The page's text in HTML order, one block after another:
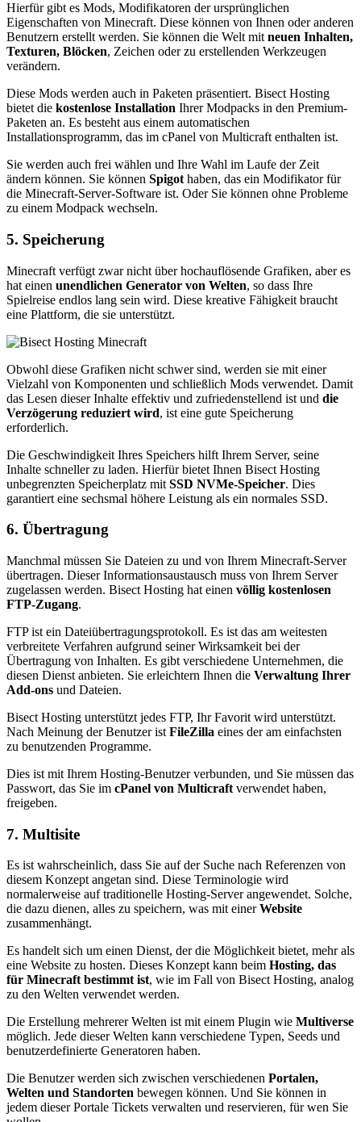
Hierfür gibt es Mods, Modifikatoren der ursprünglichen
Eigenschaften von Minecraft. Diese können von Ihnen oder anderen
Benutzern erstellt werden. Sie können die Welt mit neuen Inhalten,
Texturen, Blöcken, Zeichen oder zu erstellenden Werkzeugen
verändern.
Diese Mods werden auch in Paketen präsentiert. Bisect Hosting
bietet die kostenlose Installation Ihrer Modpacks in den Premium-
Paketen an. Es besteht aus einem automatischen
Installationsprogramm, das im cPanel von Multicraft enthalten ist.
Sie werden auch frei wählen und Ihre Wahl im Laufe der Zeit
ändern können. Sie können Spigot haben, das ein Modifikator für
die Minecraft-Server-Software ist. Oder Sie können ohne Probleme
zu einem Modpack wechseln.
5. Speicherung
Minecraft verfügt zwar nicht über hochauflösende Grafiken, aber es
hat einen unendlichen Generator von Welten, so dass Ihre
Spielreise endlos lang sein wird. Diese kreative Fähigkeit braucht
eine Plattform, die sie unterstützt.
Obwohl diese Grafiken nicht schwer sind, werden sie mit einer
Vielzahl von Komponenten und schließlich Mods verwendet. Damit
das Lesen dieser Inhalte effektiv und zufriedenstellend ist und die
Verzögerung reduziert wird, ist eine gute Speicherung
erforderlich.
Die Geschwindigkeit Ihres Speichers hilft Ihrem Server, seine
Inhalte schneller zu laden. Hierfür bietet Ihnen Bisect Hosting
unbegrenzten Speicherplatz mit SSD NVMe-Speicher. Dies
garantiert eine sechsmal höhere Leistung als ein normales SSD.
6. Übertragung
Manchmal müssen Sie Dateien zu und von Ihrem Minecraft-Server
übertragen. Dieser Informationsaustausch muss von Ihrem Server
zugelassen werden. Bisect Hosting hat einen völlig kostenlosen
FTP-Zugang.
FTP ist ein Dateiübertragungsprotokoll. Es ist das am weitesten
verbreitete Verfahren aufgrund seiner Wirksamkeit bei der
Übertragung von Inhalten. Es gibt verschiedene Unternehmen, die
diesen Dienst anbieten. Sie erleichtern Ihnen die Verwaltung Ihrer
Add-ons und Dateien.
Bisect Hosting unterstützt jedes FTP, Ihr Favorit wird unterstützt.
Nach Meinung der Benutzer ist FileZilla eines der am einfachsten
zu benutzenden Programme.
Dies ist mit Ihrem Hosting-Benutzer verbunden, und Sie müssen das
Passwort, das Sie im cPanel von Multicraft verwendet haben,
freigeben.
7. Multisite
Es ist wahrscheinlich, dass Sie auf der Suche nach Referenzen von
diesem Konzept angetan sind. Diese Terminologie wird
normalerweise auf traditionelle Hosting-Server angewendet. Solche,
die dazu dienen, alles zu speichern, was mit einerWebsite
zusammenhängt.
Es handelt sich um einen Dienst, der die Möglichkeit bietet, mehr als
eine Website zu hosten. Dieses Konzept kann beim Hosting, das
für Minecraft bestimmt ist, wie im Fall von Bisect Hosting, analog
zu den Welten verwendet werden.
Die Erstellung mehrerer Welten ist mit einem Plugin wie Multiverse
möglich. Jede dieser Welten kann verschiedene Typen, Seeds und
benutzerdefinierte Generatoren haben.
Die Benutzer werden sich zwischen verschiedenen Portalen,
Welten und Standorten bewegen können. Und Sie können in
jedem dieser Portale Tickets verwalten und reservieren, für wen Sie